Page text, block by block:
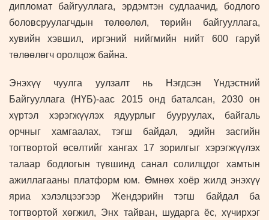
дипломат байгууллага, эрдэмтэн судлаачид, бодлого
боловсруулагчдын төлөөлөл, төрийн байгууллага,
хувийн хэвшил, иргэний нийгмийн нийт 600 гаруй
төлөөлөгч оролцож байна.
Энэхүү чуулга уулзалт нь Нэгдсэн Үндэстний
Байгууллага (НҮБ)-аас 2015 онд баталсан, 2030 он
хүртэл хэрэгжүүлэх ядуурлыг бууруулах, байгаль
орчныг хамгаалах, тэгш байдал, эдийн засгийн
тогтвортой өсөлтийг хангах 17 зорилгыг хэрэгжүүлэх
талаар бодлогын түвшинд санал солилцдог хамтын
ажиллагааны платформ юм. Өмнөх хоёр жилд энэхүү
яриа хэлэлцээгээр Жендэрийн тэгш байдал ба
тогтвортой хөгжил, Энх тайван, шударга ёс, хүчирхэг